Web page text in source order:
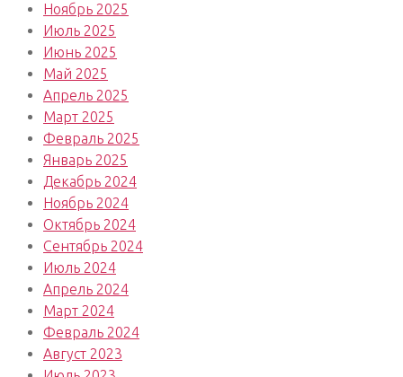
Ноябрь 2025
Июль 2025
Июнь 2025
Май 2025
Апрель 2025
Март 2025
Февраль 2025
Январь 2025
Декабрь 2024
Ноябрь 2024
Октябрь 2024
Сентябрь 2024
Июль 2024
Апрель 2024
Март 2024
Февраль 2024
Август 2023